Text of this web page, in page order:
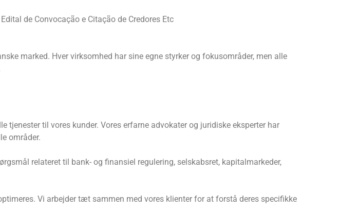
de Convocação e Citação de Credores Etc
marked. Hver virksomhed har sine egne styrker og fokusområder, men alle
til vores kunder. Vores erfarne advokater og juridiske eksperter har
områder.
relateret til bank- og finansiel regulering, selskabsret, kapitalmarkeder,
Vi arbejder tæt sammen med vores klienter for at forstå deres specifikke